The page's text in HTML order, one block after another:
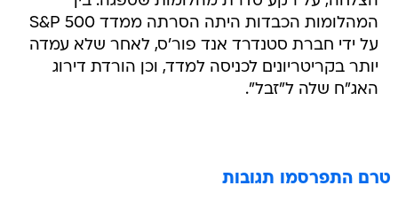
המהלומות הכבדות היתה הסרתה ממדד S&P 500
על ידי חברת סטנדרד אנד פור'ס, לאחר שלא עמדה
יותר בקריטריונים לכניסה למדד, וכן הורדת דירוג
האג"ח שלה ל"זבל".
טרם התפרסמו תגובות